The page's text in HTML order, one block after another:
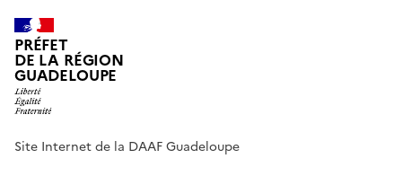
PRÉFET
DE LA RÉGION
GUADELOUPE
Site Internet de la DAAF Guadeloupe